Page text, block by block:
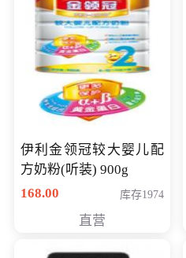
伊利金领冠较大婴儿配
方奶粉(听装) 900g
168.00
库存1974
直营